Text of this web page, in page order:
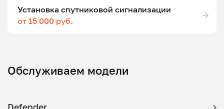
Установка спутниковой сигнализации
от 15 000 руб.
Обслуживаем модели